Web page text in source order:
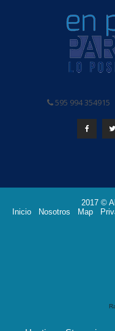
595 994 354915
2017 ©
Inicio
Nosotros Map